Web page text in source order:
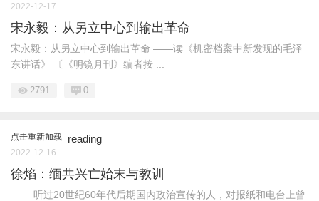
2022-12-17
宋永毅：从另立中心到输出革命
宋永毅：从另立中心到输出革命 ——读《机密档案中新发现的毛泽
东讲话》 〔《明镜月刊》编者按 ...
2791 0
点击重新加载 reading
2022-12-16
徐焰：缅共兴亡始末与教训
听过20世纪60年代后期国内政治宣传的人，对报纸和电台上曾